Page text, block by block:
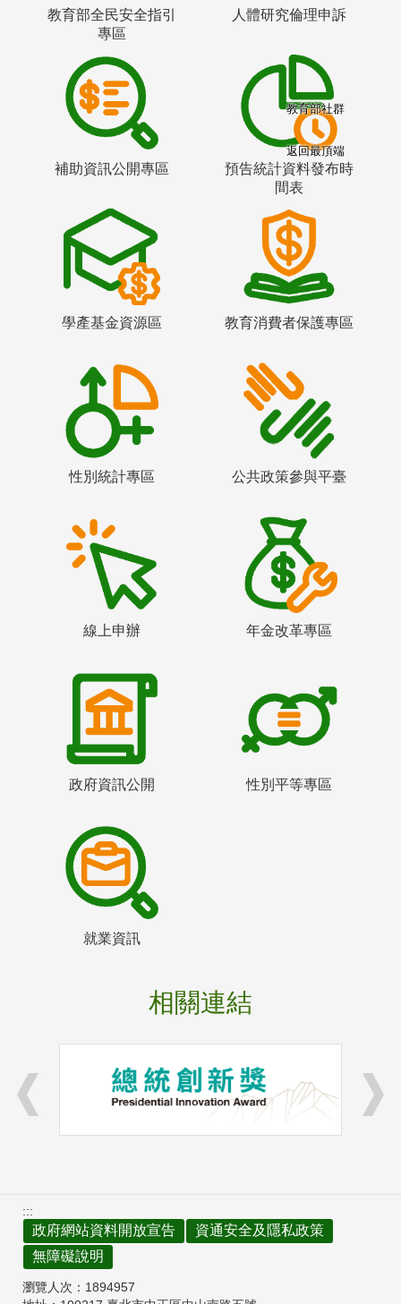
教育部全民安全指引
專區
人體研究倫理申訴
補助資訊公開專區
預告統計資料發布時
間表
學產基金資源區 教育消費者保護專區
性別統計專區 公共政策參與平臺
線上申辦 年金改革專區
政府資訊公開 性別平等專區
就業資訊
相關連結
教育部社群
返回最頂端
:::
政府網站資料開放宣告
資通安全及隱私政策
無障礙說明
瀏覽人次： 1894957